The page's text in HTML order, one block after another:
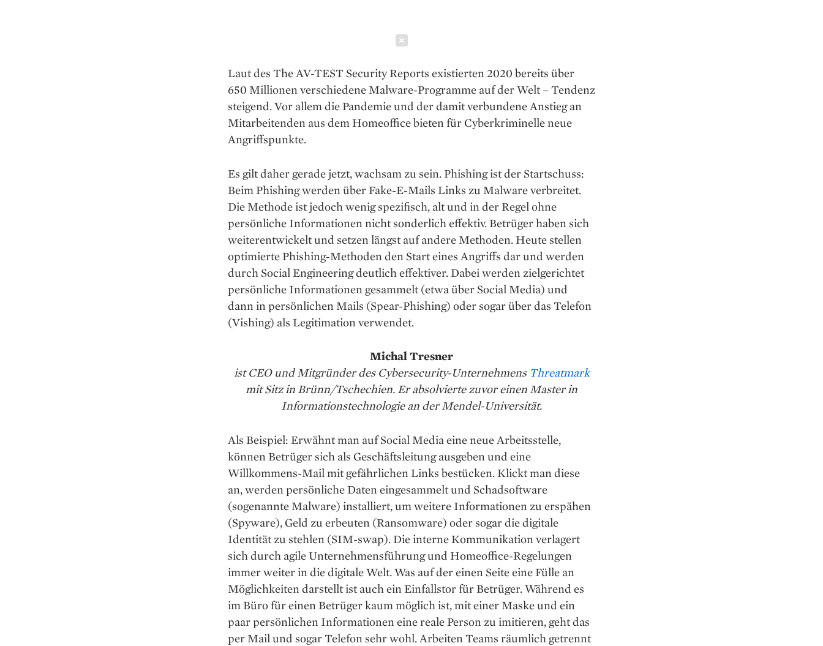
Laut des The AV-TEST Security Reports existierten 2020 bereits über
650 Millionen verschiedene Malware-Programme auf der Welt – Tendenz
steigend. Vor allem die Pandemie und der damit verbundene Anstieg an
Mitarbeitenden aus dem Homeoffice bieten für Cyberkriminelle neue
Angriffspunkte.
Es gilt daher gerade jetzt, wachsam zu sein. Phishing ist der Startschuss:
Beim Phishing werden über Fake-E-Mails Links zu Malware verbreitet.
Die Methode ist jedoch wenig spezifisch, alt und in der Regel ohne
persönliche Informationen nicht sonderlich effektiv. Betrüger haben sich
weiterentwickelt und setzen längst auf andere Methoden. Heute stellen
optimierte Phishing-Methoden den Start eines Angriffs dar und werden
durch Social Engineering deutlich effektiver. Dabei werden zielgerichtet
persönliche Informationen gesammelt (etwa über Social Media) und
dann in persönlichen Mails (Spear-Phishing) oder sogar über das Telefon
(Vishing) als Legitimation verwendet.
Michal Tresner
ist CEO und Mitgründer des Cybersecurity-Unternehmens Threatmark
mit Sitz in Brünn/Tschechien. Er absolvierte zuvor einen Master in
Informationstechnologie an der Mendel-Universität.
Als Beispiel: Erwähnt man auf Social Media eine neue Arbeitsstelle,
können Betrüger sich als Geschäftsleitung ausgeben und eine
Willkommens-Mail mit gefährlichen Links bestücken. Klickt man diese
an, werden persönliche Daten eingesammelt und Schadsoftware
(sogenannte Malware) installiert, um weitere Informationen zu erspähen
(Spyware), Geld zu erbeuten (Ransomware) oder sogar die digitale
Identität zu stehlen (SIM-swap). Die interne Kommunikation verlagert
sich durch agile Unternehmensführung und Homeoffice-Regelungen
immer weiter in die digitale Welt. Was auf der einen Seite eine Fülle an
Möglichkeiten darstellt ist auch ein Einfallstor für Betrüger. Während es
im Büro für einen Betrüger kaum möglich ist, mit einer Maske und ein
paar persönlichen Informationen eine reale Person zu imitieren, geht das
per Mail und sogar Telefon sehr wohl. Arbeiten Teams räumlich getrennt